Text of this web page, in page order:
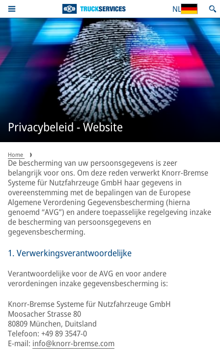
NL
Privacybeleid - Website
Home
De bescherming van uw persoonsgegevens is zeer
belangrijk voor ons. Om deze reden verwerkt Knorr-Bremse
Systeme für Nutzfahrzeuge GmbH haar gegevens in
overeenstemming met de bepalingen van de Europese
Algemene Verordening Gegevensbescherming (hierna
genoemd “AVG”) en andere toepasselijke regelgeving inzake
de bescherming van persoonsgegevens en
gegevensbescherming.
1. Verwerkingsverantwoordelijke
Verantwoordelijke voor de AVG en voor andere
verordeningen inzake gegevensbescherming is:
Knorr-Bremse Systeme für Nutzfahrzeuge GmbH
Moosacher Strasse 80
80809 München, Duitsland
Telefoon: +49 89 3547-0
E-mail: info@knorr-bremse.com